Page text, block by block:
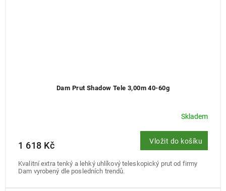
Dam Prut Shadow Tele 3,00m 40-60g
Skladem
1 618 Kč Vložit do košíku
Kvalitní extra tenký a lehký uhlíkový teleskopický prut od firmy
Dam vyrobený dle posledních trendů.